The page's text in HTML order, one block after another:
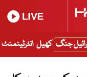
LIVE
جنگ کھیل انٹرٹینمنٹ